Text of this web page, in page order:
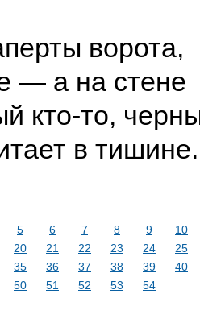
ворота,
— а на стене
кто-то,
в тишине.
5 6 7 8 9
10
20 21 22 23 24
25
35 36 37 38 39
40
50 51 52 53 54